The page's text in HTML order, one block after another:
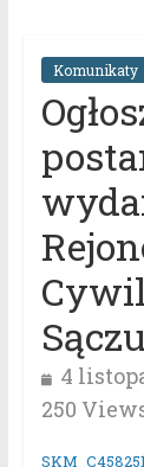
Komunikaty
Sączu
4
250